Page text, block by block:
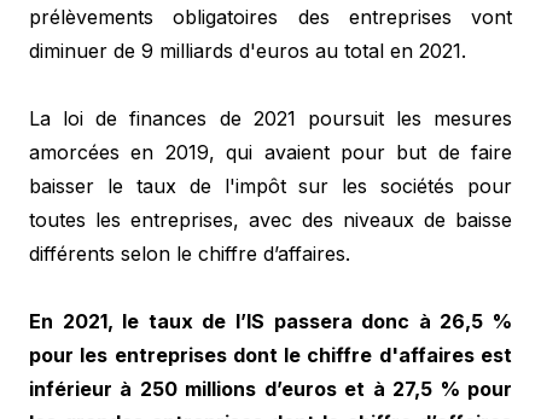
prélèvements obligatoires des entreprises vont
diminuer de 9 milliards d'euros au total en 2021.
La loi de finances de 2021 poursuit les mesures
amorcées en 2019, qui avaient pour but de faire
baisser le taux de l'impôt sur les sociétés pour
toutes les entreprises, avec des niveaux de baisse
différents selon le chiffre d’affaires.
En 2021, le taux de l’IS passera donc à 26,5 %
pour les entreprises dont le chiffre d'affaires est
inférieur à 250 millions d’euros et à 27,5 % pour